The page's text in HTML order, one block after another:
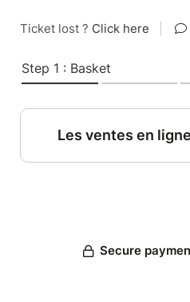
Ticket lost ? Click here
Step 1 : Basket
Les ventes en
Secure